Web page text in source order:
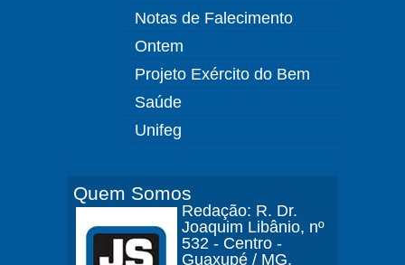
Notas de Falecimento
Ontem
Projeto Exército do Bem
Saúde
Unifeg
Quem Somos
Redação: R. Dr.
Joaquim Libânio, nº
532 - Centro -
Guaxupé / MG.